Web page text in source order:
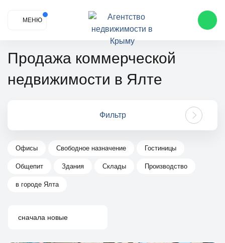
МЕНЮ
Продажа коммерческой
недвижимости в Ялте
Фильтр
Офисы Свободное назначение Гостиницы
Общепит Здания Склады Производство
в городе Ялта
сначала новые